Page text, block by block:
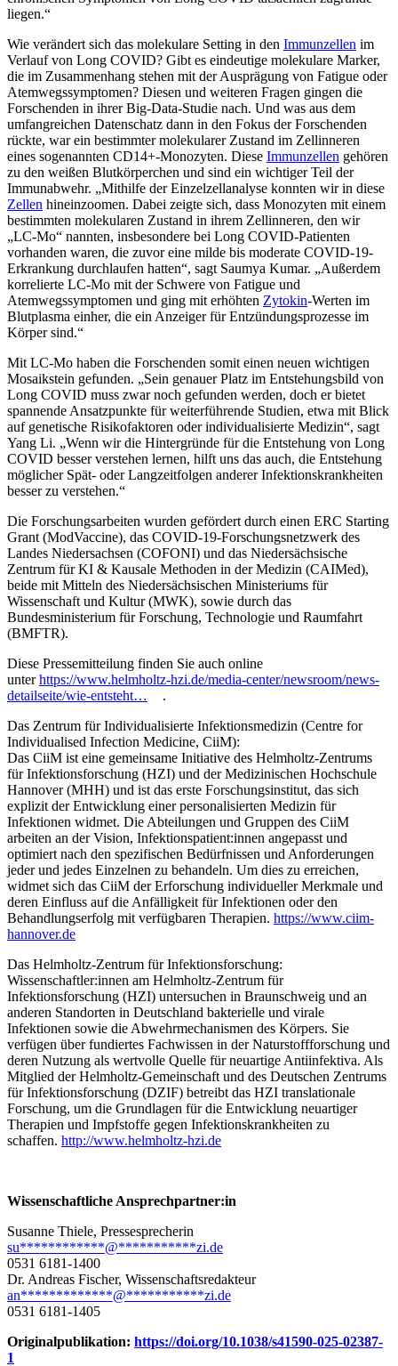
liegen.“
Wie verändert sich das molekulare Setting in den Immunzellen im
Verlauf von Long COVID? Gibt es eindeutige molekulare Marker,
die im Zusammenhang stehen mit der Ausprägung von Fatigue oder
Atemwegssymptomen? Diesen und weiteren Fragen gingen die
Forschenden in ihrer Big-Data-Studie nach. Und was aus dem
umfangreichen Datenschatz dann in den Fokus der Forschenden
rückte, war ein bestimmter molekularer Zustand im Zellinneren
eines sogenannten CD14+-Monozyten. Diese Immunzellen gehören
zu den weißen Blutkörperchen und sind ein wichtiger Teil der
Immunabwehr. „Mithilfe der Einzelzellanalyse konnten wir in diese
Zellen hineinzoomen. Dabei zeigte sich, dass Monozyten mit einem
bestimmten molekularen Zustand in ihrem Zellinneren, den wir
„LC-Mo“ nannten, insbesondere bei Long COVID-Patienten
vorhanden waren, die zuvor eine milde bis moderate COVID-19-
Erkrankung durchlaufen hatten“, sagt Saumya Kumar. „Außerdem
korrelierte LC-Mo mit der Schwere von Fatigue und
Atemwegssymptomen und ging mit erhöhten Zytokin-Werten im
Blutplasma einher, die ein Anzeiger für Entzündungsprozesse im
Körper sind.“
Mit LC-Mo haben die Forschenden somit einen neuen wichtigen
Mosaikstein gefunden. „Sein genauer Platz im Entstehungsbild von
Long COVID muss zwar noch gefunden werden, doch er bietet
spannende Ansatzpunkte für weiterführende Studien, etwa mit Blick
auf genetische Risikofaktoren oder individualisierte Medizin“, sagt
Yang Li. „Wenn wir die Hintergründe für die Entstehung von Long
COVID besser verstehen lernen, hilft uns das auch, die Entstehung
möglicher Spät- oder Langzeitfolgen anderer Infektionskrankheiten
besser zu verstehen.“
Die Forschungsarbeiten wurden gefördert durch einen ERC Starting
Grant (ModVaccine), das COVID-19-Forschungsnetzwerk des
Landes Niedersachsen (COFONI) und das Niedersächsische
Zentrum für KI & Kausale Methoden in der Medizin (CAIMed),
beide mit Mitteln des Niedersächsischen Ministeriums für
Wissenschaft und Kultur (MWK), sowie durch das
Bundesministerium für Forschung, Technologie und Raumfahrt
(BMFTR).
Diese Pressemitteilung finden Sie auch online
unterhttps://www.helmholtz-hzi.de/media-center/newsroom/news-
detailseite/wie-entsteht…
.
Das Zentrum für Individualisierte Infektionsmedizin (Centre for
Individualised Infection Medicine, CiiM):
Das CiiM ist eine gemeinsame Initiative des Helmholtz-Zentrums
für Infektionsforschung (HZI) und der Medizinischen Hochschule
Hannover (MHH) und ist das erste Forschungsinstitut, das sich
explizit der Entwicklung einer personalisierten Medizin für
Infektionen widmet. Die Abteilungen und Gruppen des CiiM
arbeiten an der Vision, Infektionspatient:innen angepasst und
optimiert nach den spezifischen Bedürfnissen und Anforderungen
jeder und jedes Einzelnen zu behandeln. Um dies zu erreichen,
widmet sich das CiiM der Erforschung individueller Merkmale und
deren Einfluss auf die Anfälligkeit für Infektionen oder den
Behandlungserfolg mit verfügbaren Therapien. https://www.ciim-
hannover.de
Das Helmholtz-Zentrum für Infektionsforschung:
Wissenschaftler:innen am Helmholtz-Zentrum für
Infektionsforschung (HZI) untersuchen in Braunschweig und an
anderen Standorten in Deutschland bakterielle und virale
Infektionen sowie die Abwehrmechanismen des Körpers. Sie
verfügen über fundiertes Fachwissen in der Naturstoffforschung und
deren Nutzung als wertvolle Quelle für neuartige Antiinfektiva. Als
Mitglied der Helmholtz-Gemeinschaft und des Deutschen Zentrums
für Infektionsforschung (DZIF) betreibt das HZI translationale
Forschung, um die Grundlagen für die Entwicklung neuartiger
Therapien und Impfstoffe gegen Infektionskrankheiten zu
schaffen. http://www.helmholtz-hzi.de
Wissenschaftliche Ansprechpartner:in
Susanne Thiele, Pressesprecherin
su************@***********zi.de
0531 6181-1400
Dr. Andreas Fischer, Wissenschaftsredakteur
an*************@***********zi.de
0531 6181-1405
Originalpublikation: https://doi.org/10.1038/s41590-025-02387-
1